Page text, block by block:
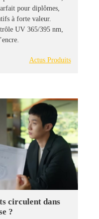
pour diplômes,
à forte valeur.
UV 365/395 nm,
Actus Produits
circulent dans
?